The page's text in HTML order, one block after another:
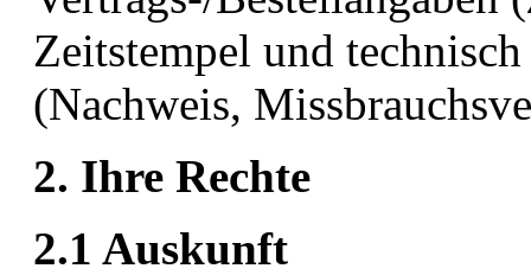
Zeitstempel und
(Nachweis,
2. Ihre Rechte
2.1 Auskunft